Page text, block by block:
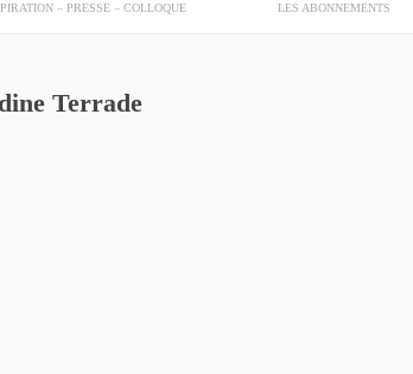
– PRESSE – COLLOQUE LES ABONNEMENTS
Terrade